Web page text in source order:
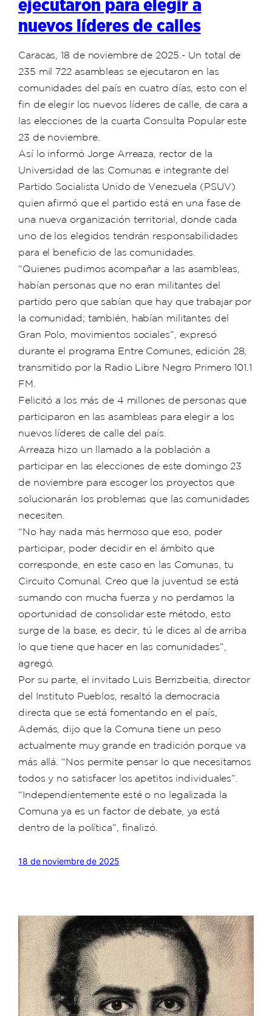
ejecutaron para elegir a
nuevos líderes de calles
Caracas, 18 de noviembre de 2025.- Un total de
235 mil 722 asambleas se ejecutaron en las
comunidades del país en cuatro días, esto con el
fin de elegir los nuevos líderes de calle, de cara a
las elecciones de la cuarta Consulta Popular este
23 de noviembre.
Así lo informó Jorge Arreaza, rector de la
Universidad de las Comunas e integrante del
Partido Socialista Unido de Venezuela (PSUV)
quien afirmó que el partido está en una fase de
una nueva organización territorial, donde cada
uno de los elegidos tendrán responsabilidades
para el beneficio de las comunidades.
“Quienes pudimos acompañar a las asambleas,
habían personas que no eran militantes del
partido pero que sabían que hay que trabajar por
la comunidad; también, habían militantes del
Gran Polo, movimientos sociales”, expresó
durante el programa Entre Comunes, edición 28,
transmitido por la Radio Libre Negro Primero 101.1
FM.
Felicitó a los más de 4 millones de personas que
participaron en las asambleas para elegir a los
nuevos líderes de calle del país.
Arreaza hizo un llamado a la población a
participar en las elecciones de este domingo 23
de noviembre para escoger los proyectos que
solucionarán los problemas que las comunidades
necesiten.
“No hay nada más hermoso que eso, poder
participar, poder decidir en el ámbito que
corresponde, en este caso en las Comunas, tu
Circuito Comunal. Creo que la juventud se está
sumando con mucha fuerza y no perdamos la
oportunidad de consolidar este método, esto
surge de la base, es decir, tú le dices al de arriba
lo que tiene que hacer en las comunidades”,
agregó.
Por su parte, el invitado Luis Berrizbeitia, director
del Instituto Pueblos, resaltó la democracia
directa que se está fomentando en el país,
Además, dijo que la Comuna tiene un peso
actualmente muy grande en tradición porque va
más allá. “Nos permite pensar lo que necesitamos
todos y no satisfacer los apetitos individuales”.
“Independientemente esté o no legalizada la
Comuna ya es un factor de debate, ya está
dentro de la política”, finalizó.
18 de noviembre de 2025